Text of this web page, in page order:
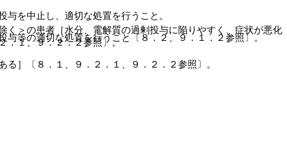
＞の患者［水分、電解質の過剰投与に陥りやすく、症状が悪化
．１、９．２．２参照〕。
］〔８．１、９．２．１、９．２．２参照〕。
を中止し、適切な処置を行うこと。
等の適切な処置を行うこと〔８．２、９．１．２参照〕。